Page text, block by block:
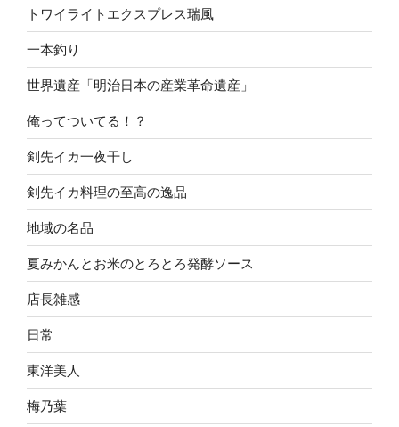
トワイライトエクスプレス瑞風
一本釣り
世界遺産「明治日本の産業革命遺産」
俺ってついてる！？
剣先イカ一夜干し
剣先イカ料理の至高の逸品
地域の名品
夏みかんとお米のとろとろ発酵ソース
店長雑感
日常
東洋美人
梅乃葉